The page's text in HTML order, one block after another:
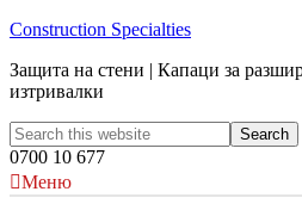
Construction Specialties
Защита на стени | Капаци за
изтривалки
0700 10 677
Меню